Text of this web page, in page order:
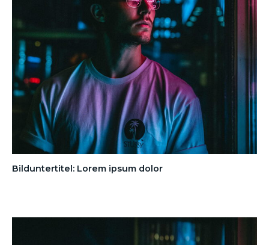
Bilduntertitel: Lorem ipsum dolor